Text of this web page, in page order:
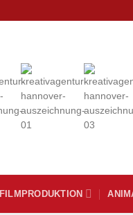
FILMPRODUKTION